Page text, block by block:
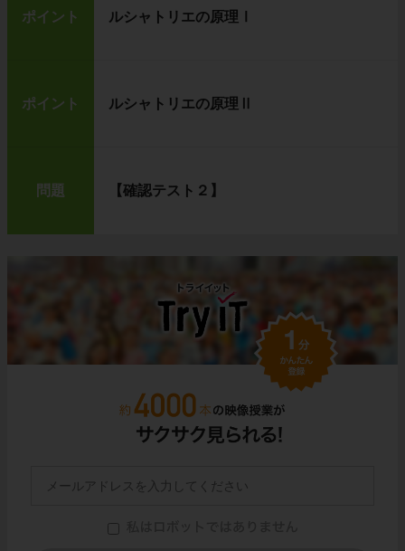
ポイント ルシャトリエの原理Ⅰ
ポイント ルシャトリエの原理Ⅱ
問題 【確認テスト２】